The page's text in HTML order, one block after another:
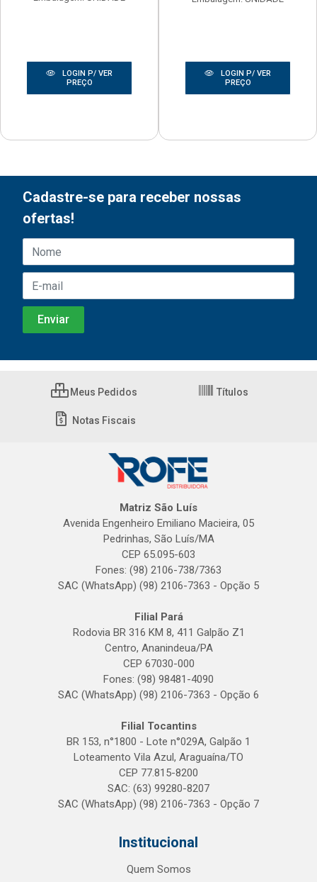
LOGIN P/ VER
PREÇO
LOGIN P/ VER
PREÇO
Cadastre-se para receber nossas
ofertas!
Meus Pedidos Títulos
Notas Fiscais
Matriz São Luís
Avenida Engenheiro Emiliano Macieira, 05
Pedrinhas, São Luís/MA
CEP 65.095-603
Fones: (98) 2106-738/7363
SAC (WhatsApp) (98) 2106-7363 - Opção 5
Filial Pará
Rodovia BR 316 KM 8, 411 Galpão Z1
Centro, Ananindeua/PA
CEP 67030-000
Fones: (98) 98481-4090
SAC (WhatsApp) (98) 2106-7363 - Opção 6
Filial Tocantins
BR 153, n°1800 - Lote n°029A, Galpão 1
Loteamento Vila Azul, Araguaína/TO
CEP 77.815-8200
SAC: (63) 99280-8207
SAC (WhatsApp) (98) 2106-7363 - Opção 7
Institucional
Quem Somos